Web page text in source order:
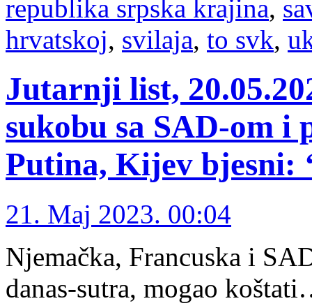
republika srpska krajina,
hrvatskoj, svilaja, to svk,
Jutarnji list,
sukobu sa SAD-om i
Putina, Kijev bjesni:
21. Maj 2023. 00:04
Njemačka, Francuska i
danas-sutra, mogao